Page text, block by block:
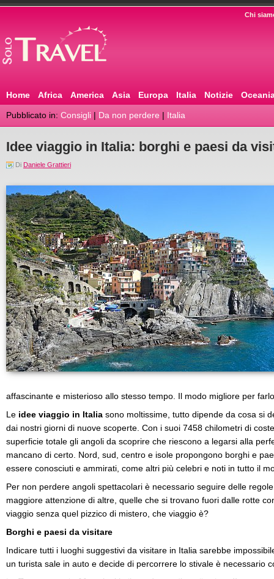
Chi
Home Africa America Asia Europa Italia Notizie
Pubblicato in: Consigli | Da non perdere | Italia
Idee viaggio in Italia: borghi e paesi da
Di Daniele Grattieri
affascinante e misterioso allo stesso tempo. Il modo migliore per
Le idee viaggio in Italia sono moltissime, tutto dipende da cosa si
dai nostri giorni di nuove scoperte. Con i suoi 7458 chilometri di
superficie totale gli angoli da scoprire che riescono a legarsi alla
mancano di certo. Nord, sud, centro e isole propongono borghi e
essere conosciuti e ammirati, come altri più celebri e noti in tutto il
Per non perdere angoli spettacolari è necessario seguire delle
maggiore attenzione di altre, quelle che si trovano fuori dalle rotte
viaggio senza quel pizzico di mistero, che viaggio è?
Borghi e paesi da visitare
Indicare tutti i luoghi suggestivi da visitare in Italia sarebbe
un turista sale in auto e decide di percorrere lo stivale è necessario